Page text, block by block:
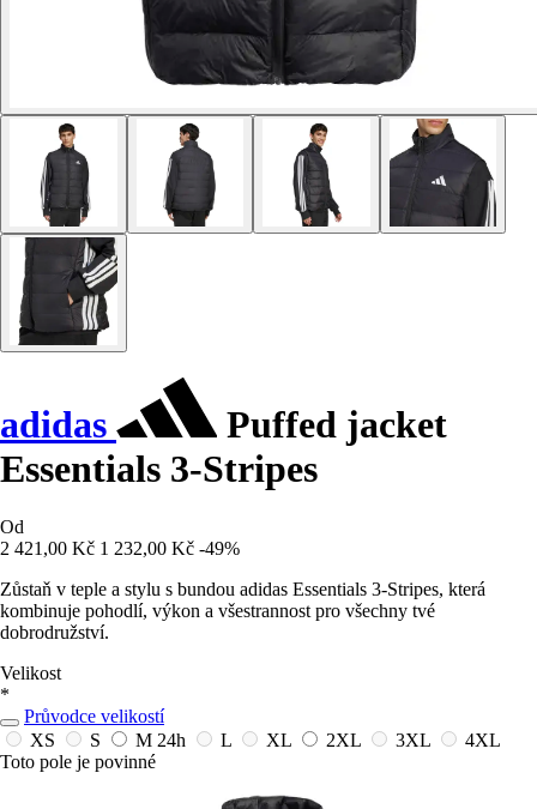
adidas
Puffed jacket
Essentials 3-Stripes
Od
2 421,00 Kč 1 232,00 Kč -49%
Zůstaň v teple a stylu s bundou adidas Essentials 3-Stripes, která
kombinuje pohodlí, výkon a všestrannost pro všechny tvé
dobrodružství.
Velikost
*
Průvodce velikostí
XS
S M 24h L XL 2XL 3XL
4XL
Toto pole je povinné